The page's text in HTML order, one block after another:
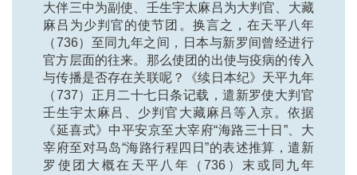
大伴三中为副使、壬生宇太麻吕为大判官、大藏
麻吕为少判官的使节团。换言之，在天平八年
（736）至同九年之间，日本与新罗间曾经进行
官方层面的往来。那么使团的出使与疫病的传入
与传播是否存在关联呢？《续日本纪》天平九年
（737）正月二十七日条记载，遣新罗使大判官
壬生宇太麻吕、少判官大藏麻吕等入京。依据
《延喜式》中平安京至大宰府“海路三十日”、大
宰府至对马岛“海路行程四日”的表述推算，遣新
罗使团大概在天平八年（736）末或同九年